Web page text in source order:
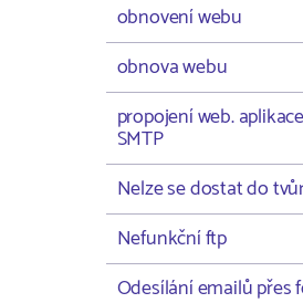
obnovení webu
obnova webu
propojení web.
SMTP
Nelze se dostat do
Nefunkční ftp
Odesílání emailů přes